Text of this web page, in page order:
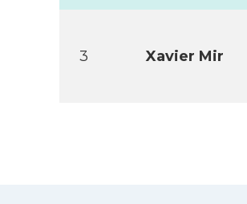
3 Xavier Mir